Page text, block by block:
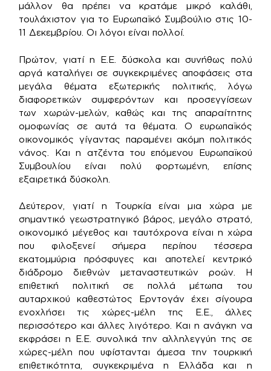
μάλλον θα πρέπει να κρατάμε μικρό καλάθι,
τουλάχιστον για το Ευρωπαϊκό Συμβούλιο στις 10-
11 Δεκεμβρίου. Οι λόγοι είναι πολλοί.
Πρώτον, γιατί η Ε.Ε. δύσκολα και συνήθως πολύ
αργά καταλήγει σε συγκεκριμένες αποφάσεις στα
μεγάλα θέματα εξωτερικής πολιτικής, λόγω
διαφορετικών συμφερόντων και προσεγγίσεων
των χωρών-μελών, καθώς και της απαραίτητης
ομοφωνίας σε αυτά τα θέματα. Ο ευρωπαϊκός
οικονομικός γίγαντας παραμένει ακόμη πολιτικός
νάνος. Και η ατζέντα του επόμενου Ευρωπαϊκού
Συμβουλίου είναι πολύ φορτωμένη, επίσης
εξαιρετικά δύσκολη.
Δεύτερον, γιατί η Τουρκία είναι μια χώρα με
σημαντικό γεωστρατηγικό βάρος, μεγάλο στρατό,
οικονομικό μέγεθος και ταυτόχρονα είναι η χώρα
που φιλοξενεί σήμερα περίπου τέσσερα
εκατομμύρια πρόσφυγες και αποτελεί κεντρικό
διάδρομο διεθνών μεταναστευτικών ροών. Η
επιθετική πολιτική σε πολλά μέτωπα του
αυταρχικού καθεστώτος Ερντογάν έχει σίγουρα
ενοχλήσει τις χώρες-μέλη της Ε.Ε., άλλες
περισσότερο και άλλες λιγότερο. Και η ανάγκη να
εκφράσει η Ε.Ε. συνολικά την αλληλεγγύη της σε
χώρες-μέλη που υφίστανται άμεσα την τουρκική
επιθετικότητα, συγκεκριμένα η Ελλάδα και η